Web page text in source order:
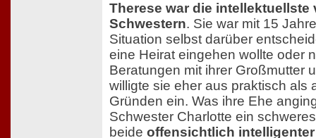
Therese war die intellektuellste
Schwestern. Sie war mit 15
Situation selbst darüber
eine Heirat eingehen wollte oder
Beratungen mit ihrer Großmutter
willigte sie eher aus praktisch als
Gründen ein. Was ihre Ehe
Schwester Charlotte ein
beide offensichtlich